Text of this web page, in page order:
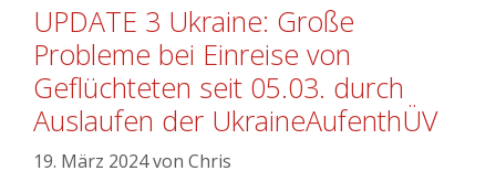
UPDATE 3 Ukraine: Große
Probleme bei Einreise von
Geflüchteten seit 05.03. durch
Auslaufen der UkraineAufenthÜV
19. März 2024von Chris